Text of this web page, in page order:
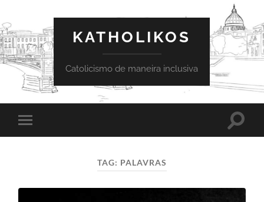
KATHOLIKOS
Catolicismo de maneira inclusiva
Toggle
mobile
Toggle
TAG: PALAVRAS